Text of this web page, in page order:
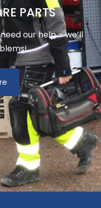
PARTS
our help – we’ll